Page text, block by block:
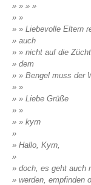
» » » »
» »
» » Liebevolle Eltern
» auch
» » nicht auf die
» dem
» » Bengel muss der
» »
» » Liebe Grüße
» »
» » kyrn
»
» Hallo, Kyrn,
»
» doch, es geht auch
» werden, empfinden